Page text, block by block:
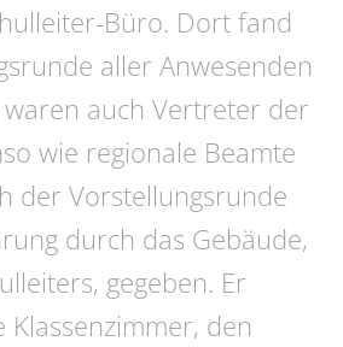
Büro. Dort fand
aller Anwesenden
auch Vertreter der
wie regionale Beamte
der Vorstellungsrunde
durch das Gebäude,
gegeben. Er
den